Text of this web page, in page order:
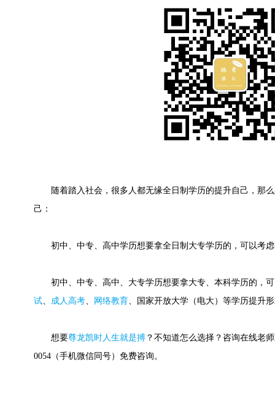
随着踏入社会，很多人都无缘全日制学历的提升自己，那么
己：
初中、中专、高中学历想要拿全日制大专学历的，可以考虑
初中、中专、高中、大专学历想要拿大专、本科学历的，可
试、 成人高考、 网络教育、国家开放大学（电大）等学历提升
想要尊龙凯时人生就是搏 ？不知道怎么选择？咨询在线老
0054（手机微信同号）免费咨询。